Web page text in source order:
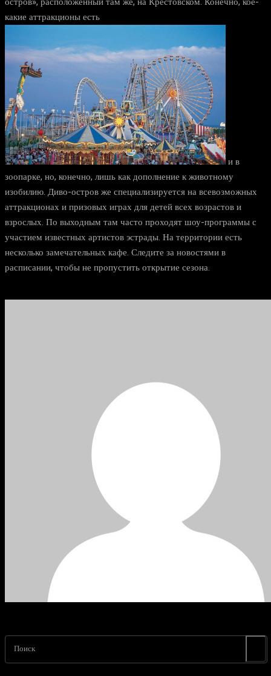
какие аттракционы есть
и в
зоопарке, но, конечно, лишь как дополнение к животному
изобилию. Диво-остров же специализируется на всевозможных
аттракционах и призовых играх для детей всех возрастов и
взрослых. По выходным там часто проходят шоу-программы с
участием известных артистов эстрады. На территории есть
несколько замечательных кафе. Следите за новостями в
расписании, чтобы не пропустить открытие сезона.
Поиск